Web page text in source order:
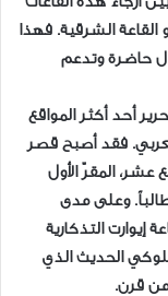
القاعة الشرقية. فهذا
حاضرة وتدعم
أحد أكثر المواقع
فقد أصبح قصر
المقرّ الأول
عام 1920مستقبلاً أول دفعة ضمت 142 طالباً. وعلى مدى
إيوارت التذكارية
الحديث الذي
من قرن.